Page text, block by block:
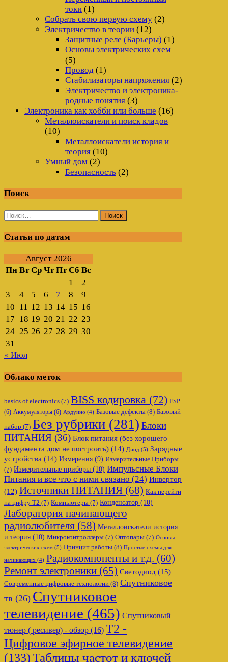
токи (1)
Собрать свою первую схему (2)
Электричество в теории (12)
Защитные реле (Барьеры) (1)
Основы электрических схем
(5)
Провод (1)
Стабилизаторы напряжения (2)
Электричество и электроника-
родные понятия (3)
Электроника как хобби или больше (16)
Металлоискатели и поиск кладов
(10)
Металлоискатели история и
теория (10)
Умный дом (2)
Безопасность (2)
Поиск
Найти:
Статьи по датам
Август 2026
Пн Вт Ср Чт Пт Сб Вс
1
2
3
4 5 6 7 8
9
10 11 12 13 14 15 16
17 18 19 20 21 22 23
24 25 26 27 28 29 30
31
« Июл
Облако меток
basics of electronics (7) BISS кодировка (72) ESP
(6) Аккумуляторы (6) Ардуино (4) Базовые дефекты (8) Базовый
набор (7) Без рубрики (281) Блоки
ПИТАНИЯ (36) Блок питания (без хорошего
фундамента дом не построить) (14) Диод (5) Зарядные
устройства (14) Измерения (9) Измерительные Приборы
(7) Измерительные приборы (10) Импульсные Блоки
Питания и все что с ними связано (24) Инвертор
(12) Источники ПИТАНИЯ (68) Как перейти
на цифру Т2 (7) Компьютеры (7) Конденсатор (10)
Лаборатория начинающего
радиолюбителя (58) Металлоискатели история
и теория (10) Микроконтроллеры (7) Оптопары (7) Основы
электрических схем (5) Принцип работы (8) Простые схемы для
начинающих (4) Радиокомпоненты и т.д. (60)
Ремонт электроники (65) Светодиод (15)
Современные цифровые технологии (8) Спутниковое
тв (26) Спутниковое
телевидение (465) Спутниковый
тюнер ( ресивер) - обзор (16) Т2 -
Цифровое эфирное телевидение
(133)Таблицы частот и ключей